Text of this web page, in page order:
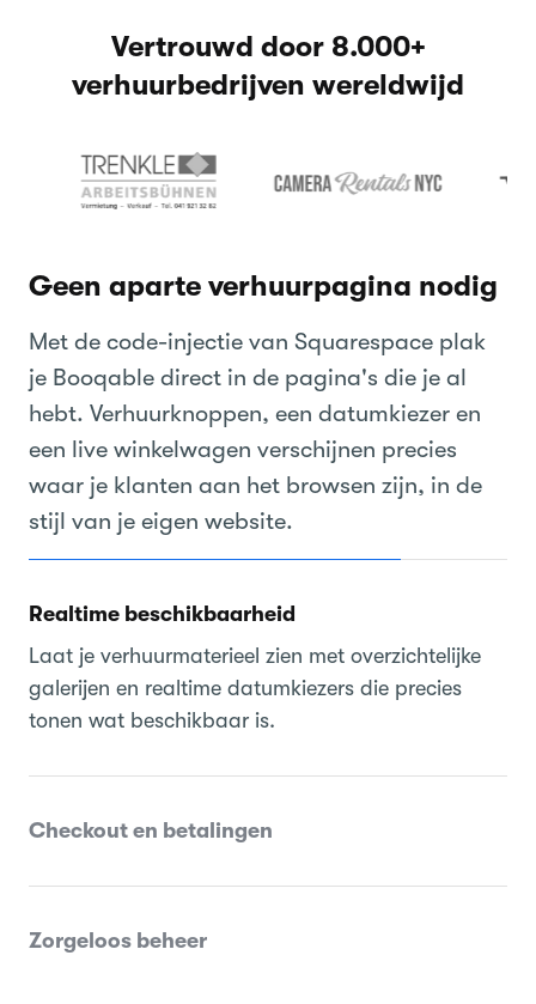
Vertrouwd door 8.000+
verhuurbedrijven wereldwijd
Geen aparte verhuurpagina nodig
Met de code-injectie van Squarespace plak
je Booqable direct in de pagina's die je al
hebt. Verhuurknoppen, een datumkiezer en
een live winkelwagen verschijnen precies
waar je klanten aan het browsen zijn, in de
stijl van je eigen website.
Realtime beschikbaarheid
Laat je verhuurmaterieel zien met overzichtelijke
galerijen en realtime datumkiezers die precies
tonen wat beschikbaar is.
Checkout en betalingen
Zorgeloos beheer